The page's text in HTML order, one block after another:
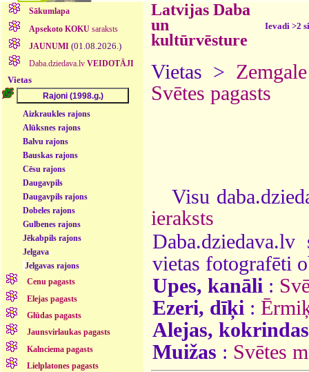
Sākumlapa
Apsekoto KOKUsaraksts
JAUNUMI (01.08.2026.)
Daba.dziedava.lv VEIDOTĀJI
Vietas
Aizkraukles rajons
Alūksnes rajons
Balvu rajons
Bauskas rajons
Cēsu rajons
Daugavpils
Daugavpils rajons
Dobeles rajons
Gulbenes rajons
Jēkabpils rajons
Jelgava
Jelgavas rajons
Cenu pagasts
Elejas pagasts
Glūdas pagasts
Jaunsvirlaukas pagasts
Kalnciema pagasts
Lielplatones pagasts
Latvijas Daba
un
kultūrvēsture
Ievadi >2
Vietas > Zemgale
Svētes pagasts
Visu
ieraksts
vietas fotografēti
Upes, kanāli :
Ezeri, dīķi :
Alejas, kokrindas
Muižas : Svētes